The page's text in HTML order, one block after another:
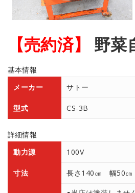
【売約済】 野菜
基本情報
メーカー
サトー
型式 CS-3B
詳細情報
動力源
100V
寸法 長さ140㎝ 幅50